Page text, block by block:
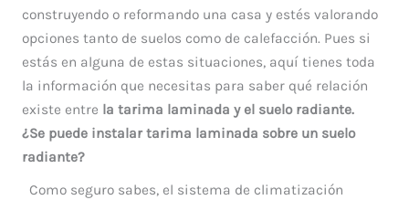
construyendo o reformando una casa y estés valorando
opciones tanto de suelos como de calefacción. Pues si
estás en alguna de estas situaciones, aquí tienes toda
la información que necesitas para saber qué relación
existe entre la tarima laminada y el suelo radiante.
¿Se puede instalar tarima laminada sobre un suelo
radiante?
Como seguro sabes, el sistema de climatización